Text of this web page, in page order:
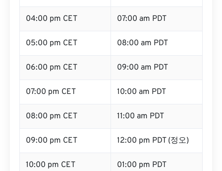
04:00 pm CET 07:00 am PDT
05:00 pm CET 08:00 am PDT
06:00 pm CET 09:00 am PDT
07:00 pm CET 10:00 am PDT
08:00 pm CET 11:00 am PDT
09:00 pm CET 12:00 pm PDT (정오)
10:00 pm CET 01:00 pm PDT